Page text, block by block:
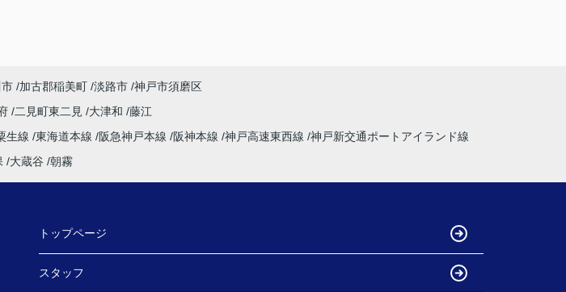
加古郡稲美町 淡路市 神戸市須磨区
二見町東二見 大津和 藤江
生線 東海道本線 阪急神戸本線 阪神本線 神戸高速東西線 神戸新交通ポートアイランド線
大蔵谷 朝霧
トップページ
スタッフ